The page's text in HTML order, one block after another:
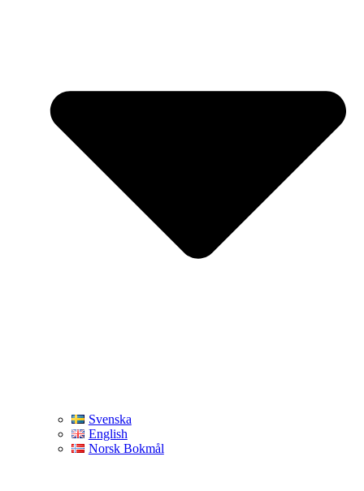
Svenska
English
Norsk Bokmål